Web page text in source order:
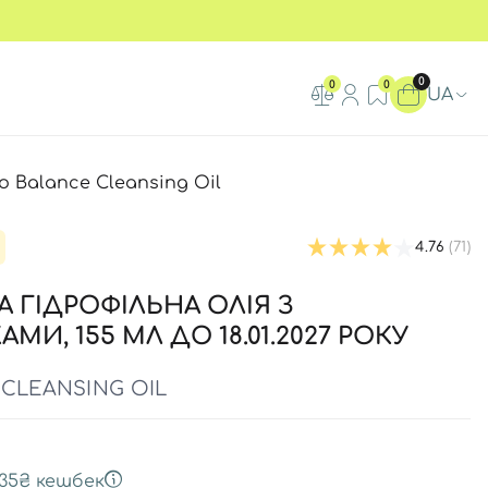
0 0 0
UA
Balance Cleansing Oil
4.76(71)
ОЛІЯ З
155 МЛ ДО 18.01.2027 РОКУ
OIL
35₴ кешбек